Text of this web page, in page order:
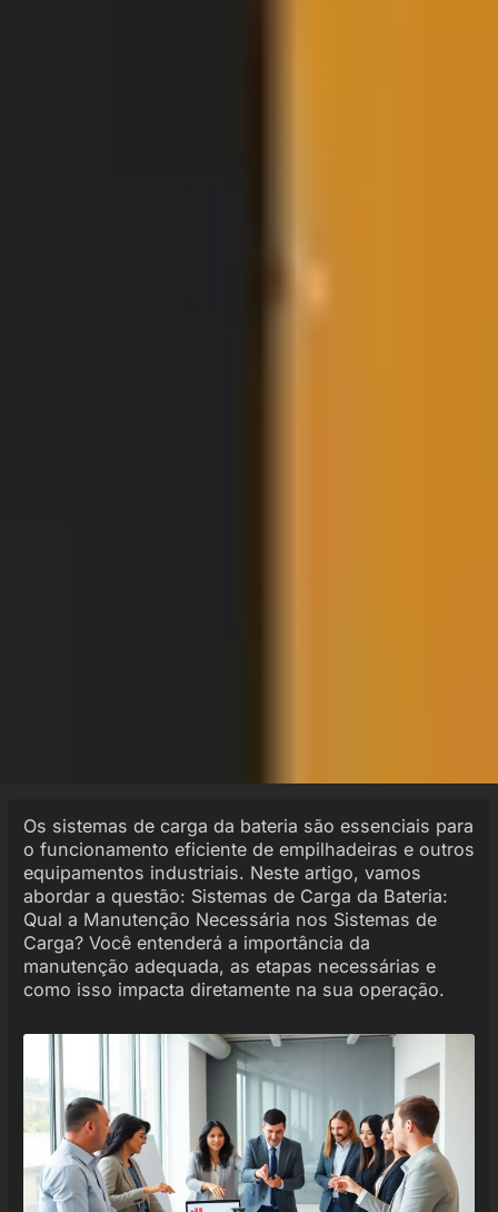
Os sistemas de carga da bateria são essenciais para
o funcionamento eficiente de empilhadeiras e outros
equipamentos industriais. Neste artigo, vamos
abordar a questão: Sistemas de Carga da Bateria:
Qual a Manutenção Necessária nos Sistemas de
Carga? Você entenderá a importância da
manutenção adequada, as etapas necessárias e
como isso impacta diretamente na sua operação.